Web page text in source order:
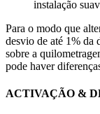
instalação
Para o modo que
desvio de até 1% da
sobre a
pode haver
ACTIVAÇÃO &